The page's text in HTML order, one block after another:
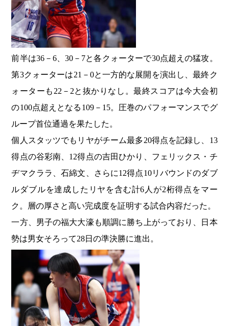
前半は36－6、30－7と各クォーターで30点超えの猛攻。
第3クォーターは21－0と一方的な展開を演出し、最終ク
ォーターも22－2と抜かりなし。最終スコアは今大会初
の100点超えとなる109－15。圧巻のパフォーマンスでグ
ループ首位通過を果たした。
個人スタッツでもリヤがチーム最多20得点を記録し、13
得点の谷彩南、12得点の吉田ひかり、フェリックス・チ
ヂマクララ、石綿文、さらに12得点10リバウンドのダブ
ルダブルを達成したリヤを含む計6人が2桁得点をマー
ク。層の厚さと高い完成度を証明する試合内容だった。
一方、男子の福大大濠も順調に勝ち上がっており、日本
勢は男女そろって28日の準決勝に進出。